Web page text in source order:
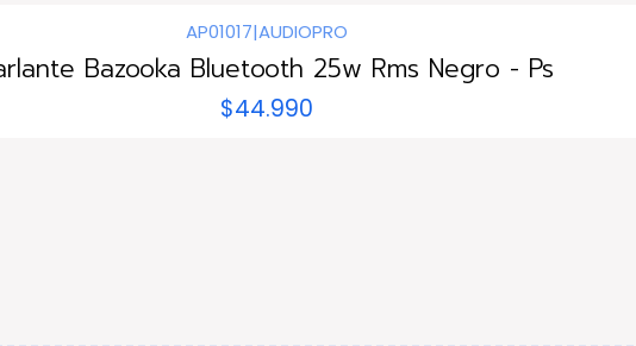
AP01017|AUDIOPRO
Bazooka Bluetooth 25w Rms Negro - Ps
$44.990